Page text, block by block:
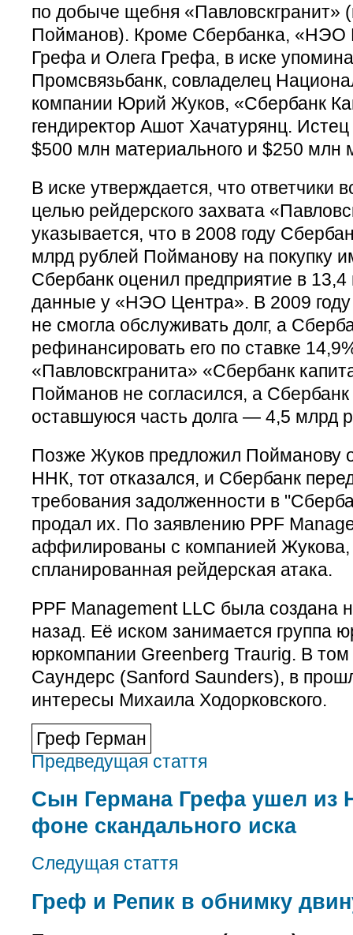
по добыче щебня «Павловскгранит»
Пойманов). Кроме Сбербанка, «НЭО
Грефа и Олега Грефа, в иске
Промсвязьбанк, совладелец
компании Юрий Жуков, «Сбербанк
гендиректор Ашот Хачатурянц.
$500 млн материального и $250 млн
В иске утверждается, что ответчики
целью рейдерского захвата
указывается, что в 2008 году
млрд рублей Пойманову на покупку
Сбербанк оценил предприятие в
данные у «НЭО Центра». В 2009
не смогла обслуживать долг, а
рефинансировать его по ставке
«Павловскгранита» «Сбербанк
Пойманов не согласился, а Сбербанк
оставшуюся часть долга — 4,5 млрд
Позже Жуков предложил Пойманову
ННК, тот отказался, и Сбербанк
требования задолженности в
продал их. По заявлению PPF
аффилированы с компанией Жукова,
спланированная рейдерская атака.
PPF Management LLC была создана
назад. Её иском занимается группа
юркомпании Greenberg Traurig. В
Саундерс (Sanford Saunders), в
интересы Михаила Ходорковского.
Греф Герман
Предведущая стаття
Сын Германа Грефа ушел из
фоне скандального иска
Следущая стаття
Греф и Репик в обнимку